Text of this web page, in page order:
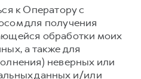
к Оператору с
для получения
обработки моих
а также для
неверных или
данных и/или